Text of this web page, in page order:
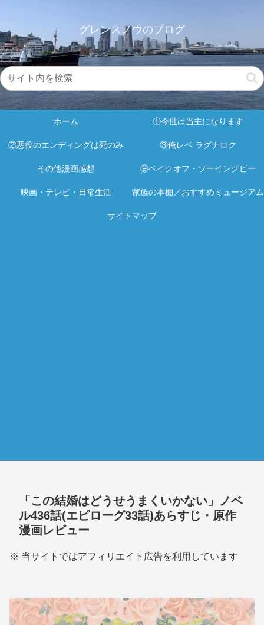
グレンスノウのブログ
ホーム ①今世は当主になります
②悪役のエンディングは死のみ ③俺レベ ラグナロク
その他漫画感想 ⑨ベイクオフ・ソーイングビー
映画・テレビ・日常生活 家族の本棚／おすすめミュージアム
サイトマップ
「この結婚はどうせうまくいかない」ノベ
ル436話(エピローグ33話)あらすじ・原作
漫画レビュー
※ 当サイトではアフィリエイト広告を利用しています